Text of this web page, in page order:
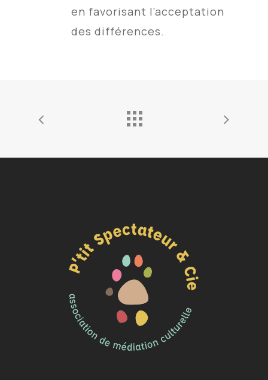
en favorisant l’acceptation
des différences.